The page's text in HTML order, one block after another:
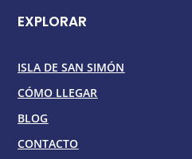
EXPLORAR
ISLA DE SAN SIMÓN
CÓMO LLEGAR
BLOG
CONTACTO